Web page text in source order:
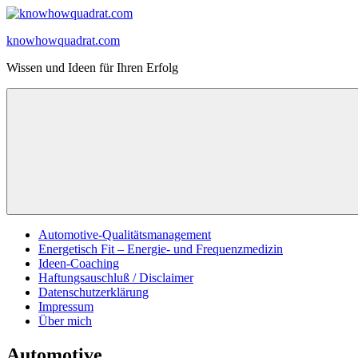
Zum
springen
knowhowquadrat.com
Wissen und Ideen für Ihren Erfolg
Automotive-Qualitätsmanagement
Energetisch Fit – Energie- und Frequenzmedizin
Ideen-Coaching
Haftungsauschluß / Disclaimer
Datenschutzerklärung
Impressum
Über mich